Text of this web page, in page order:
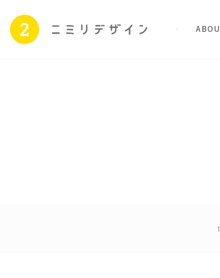
私たちのこと サービス